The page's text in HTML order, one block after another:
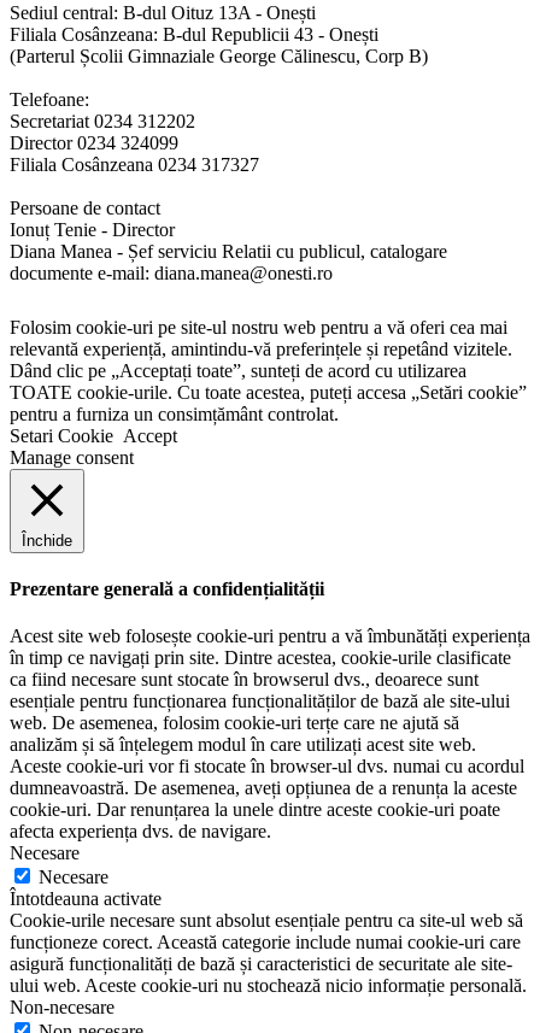
Sediul central: B-dul Oituz 13A - Onești
Filiala Cosânzeana: B-dul Republicii 43 - Onești
(Parterul Școlii Gimnaziale George Călinescu, Corp B)
Telefoane:
Secretariat 0234 312202
Director 0234 324099
Filiala Cosânzeana 0234 317327
Persoane de contact
Ionuț Tenie - Director
Diana Manea - Șef serviciu Relatii cu publicul, catalogare
documente e-mail: diana.manea@onesti.ro
Folosim cookie-uri pe site-ul nostru web pentru a vă oferi cea mai
relevantă experiență, amintindu-vă preferințele și repetând vizitele.
Dând clic pe „Acceptați toate”, sunteți de acord cu utilizarea
TOATE cookie-urile. Cu toate acestea, puteți accesa „Setări cookie”
pentru a furniza un consimțământ controlat.
Setari Cookie Accept
Manage consent
Închide
Prezentare generală a confidențialității
Acest site web folosește cookie-uri pentru a vă îmbunătăți experiența
în timp ce navigați prin site. Dintre acestea, cookie-urile clasificate
ca fiind necesare sunt stocate în browserul dvs., deoarece sunt
esențiale pentru funcționarea funcționalităților de bază ale site-ului
web. De asemenea, folosim cookie-uri terțe care ne ajută să
analizăm și să înțelegem modul în care utilizați acest site web.
Aceste cookie-uri vor fi stocate în browser-ul dvs. numai cu acordul
dumneavoastră. De asemenea, aveți opțiunea de a renunța la aceste
cookie-uri. Dar renunțarea la unele dintre aceste cookie-uri poate
afecta experiența dvs. de navigare.
Necesare
Necesare
Întotdeauna activate
Cookie-urile necesare sunt absolut esențiale pentru ca site-ul web să
funcționeze corect. Această categorie include numai cookie-uri care
asigură funcționalități de bază și caracteristici de securitate ale site-
ului web. Aceste cookie-uri nu stochează nicio informație personală.
Non-necesare